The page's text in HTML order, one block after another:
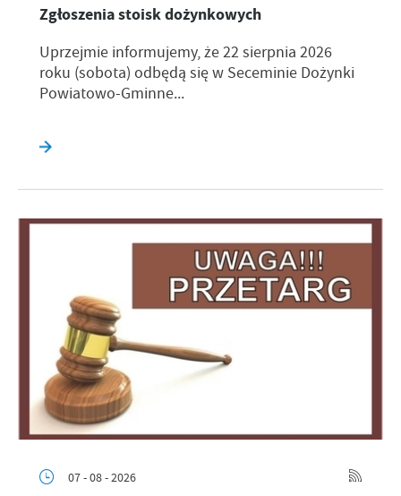
Zgłoszenia stoisk dożynkowych
Uprzejmie informujemy, że 22 sierpnia 2026
roku (sobota) odbędą się w Seceminie Dożynki
Powiatowo-Gminne...
07 - 08 - 2026